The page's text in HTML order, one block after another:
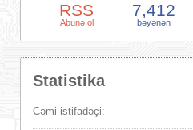
RSS
Abunə ol
7,412
bəyənən
Statistika
Cəmi istifadəçi: